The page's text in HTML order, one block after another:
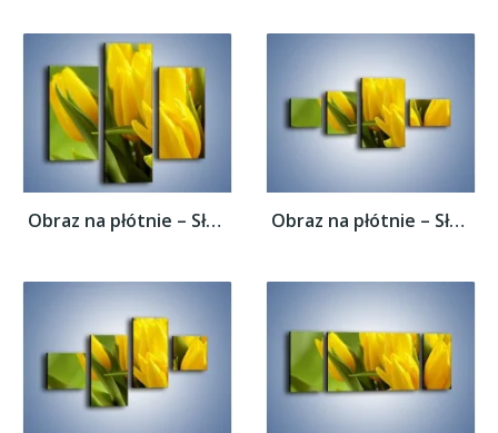
Obraz na płótnie – Słońce schowane w... Obraz na płótnie – Słońce schowane w...